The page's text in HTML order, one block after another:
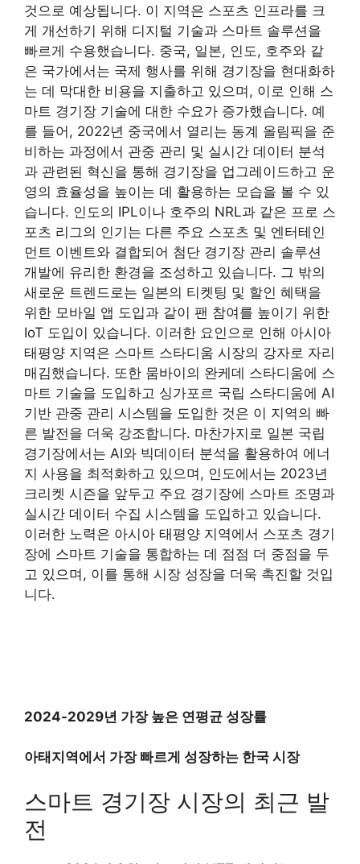
것으로 예상됩니다. 이 지역은 스포츠 인프라를 크
게 개선하기 위해 디지털 기술과 스마트 솔루션을
빠르게 수용했습니다. 중국, 일본, 인도, 호주와 같
은 국가에서는 국제 행사를 위해 경기장을 현대화하
는 데 막대한 비용을 지출하고 있으며, 이로 인해 스
마트 경기장 기술에 대한 수요가 증가했습니다. 예
를 들어, 2022년 중국에서 열리는 동계 올림픽을 준
비하는 과정에서 관중 관리 및 실시간 데이터 분석
과 관련된 혁신을 통해 경기장을 업그레이드하고 운
영의 효율성을 높이는 데 활용하는 모습을 볼 수 있
습니다. 인도의 IPL이나 호주의 NRL과 같은 프로 스
포츠 리그의 인기는 다른 주요 스포츠 및 엔터테인
먼트 이벤트와 결합되어 첨단 경기장 관리 솔루션
개발에 유리한 환경을 조성하고 있습니다. 그 밖의
새로운 트렌드로는 일본의 티켓팅 및 할인 혜택을
위한 모바일 앱 도입과 같이 팬 참여를 높이기 위한
IoT 도입이 있습니다. 이러한 요인으로 인해 아시아
태평양 지역은 스마트 스타디움 시장의 강자로 자리
매김했습니다. 또한 뭄바이의 완케데 스타디움에 스
마트 기술을 도입하고 싱가포르 국립 스타디움에 AI
기반 관중 관리 시스템을 도입한 것은 이 지역의 빠
른 발전을 더욱 강조합니다. 마찬가지로 일본 국립
경기장에서는 AI와 빅데이터 분석을 활용하여 에너
지 사용을 최적화하고 있으며, 인도에서는 2023년
크리켓 시즌을 앞두고 주요 경기장에 스마트 조명과
실시간 데이터 수집 시스템을 도입하고 있습니다.
이러한 노력은 아시아 태평양 지역에서 스포츠 경기
장에 스마트 기술을 통합하는 데 점점 더 중점을 두
고 있으며, 이를 통해 시장 성장을 더욱 촉진할 것입
니다.
2024-2029년 가장 높은 연평균 성장률
아태지역에서 가장 빠르게 성장하는 한국 시장
스마트 경기장 시장의 최근 발
전